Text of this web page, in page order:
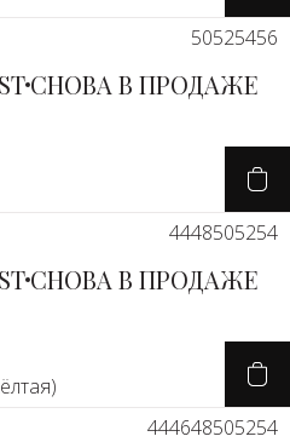
50525456
СНОВА В ПРОДАЖЕ
4448505254
СНОВА В ПРОДАЖЕ
444648505254